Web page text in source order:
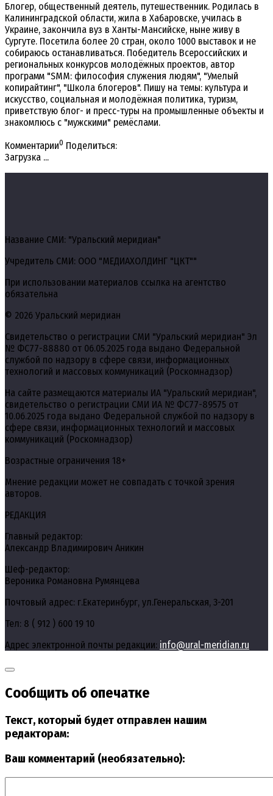
Блогер, общественный деятель, путешественник. Родилась в
Калининградской области, жила в Хабаровске, училась в
Украине, закончила вуз в Ханты-Мансийске, ныне живу в
Сургуте. Посетила более 20 стран, около 1000 выставок и не
собираюсь останавливаться. Победитель Всероссийских и
региональных конкурсов молодёжных проектов, автор
программ "SMM: философия служения людям", "Умелый
копирайтинг", "Школа блогеров". Пишу на темы: культура и
искусство, социальная и молодёжная политика, туризм,
приветствую блог- и пресс-туры на промышленные объекты и
знакомлюсь с "мужскими" ремёслами.
Комментарии0 Поделиться:
Загрузка ...
Название СМИ: "Уральский меридиан"
Учредитель СМИ: ООО "МЕДИАХОЛДИНГ "ЦКТ""
При использовании материалов ссылка на агентство
обязательна
© 2026 Уральский меридиан
Свидетельство о регистрации СМИ "Уральский меридиан" Эл
№ ФС77-88880 от 06.05.2025 года выдано Федеральной
службой по надзору в сфере связи, информационных
технологий и массовых коммуникаций (Роскомнадзор)
На сайте размещаются материалы ИА "Уральский меридиан",
свидетельство о регистрации СМИ ИА № ФС77-89575 от
10.06.2025 года выдано Федеральной службой по надзору в
сфере связи, информационных технологий и массовых
коммуникаций (Роскомнадзор)
Возрастные ограничения 18+
Мнение редакции может не совпадать с точкой зрения
авторов.
РЕДАКЦИЯ
Главный редактор:
Александр Владимирович Аникин
Шеф-редактор:
Вероника Романовна Румянцева
Почтовый адрес: г.Екатеринбург, ул.Генеральская, 3-201
Тел: 8 ( 912 ) 600 19 10
Адрес электронной почты редакции: info@ural-meridian.ru
Сообщить об опечатке
Текст, который будет отправлен нашим
редакторам:
Ваш комментарий (необязательно):